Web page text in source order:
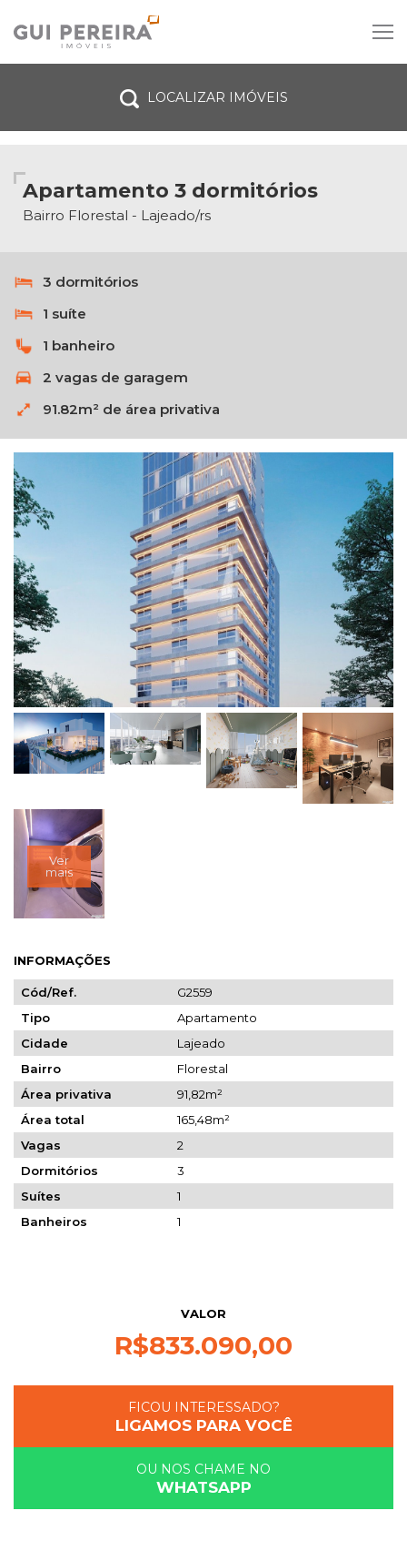
LOCALIZAR IMÓVEIS
Dormitórios
Todas as cidades
LOCALIZAR IMÓVEIS
Apartamento 3 dormitórios
Bairro Florestal - Lajeado/rs
3 dormitórios
1 suíte
1 banheiro
2 vagas de garagem
91.82m² de área privativa
INFORMAÇÕES
Cód/Ref.
G2559
Tipo
Apartamento
Cidade
Lajeado
Bairro
Florestal
Área privativa
91,82m²
Área total
165,48m²
Vagas
2
Dormitórios
3
Suítes
1
Banheiros
1
VALOR
R$833.090,00
FICOU INTERESSADO?
LIGAMOS PARA VOCÊ
OU NOS CHAME NO
WHATSAPP
Ver
mais